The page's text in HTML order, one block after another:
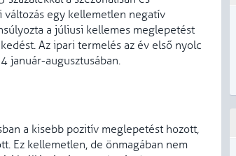
változás egy kellemetlen negatív
a júliusi kellemes meglepetést
Az ipari termelés az év első nyolc
január-augusztusában.
a kisebb pozitív meglepetést hozott,
Ez kellemetlen, de önmagában nem